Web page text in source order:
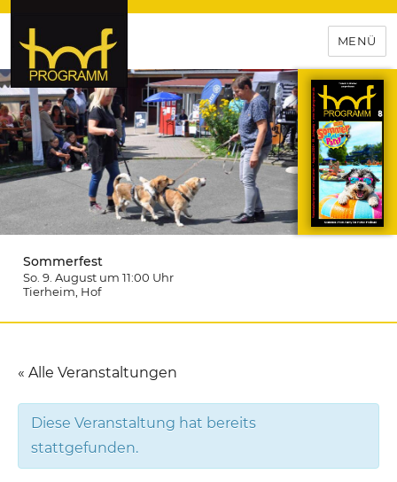
hof-programm – das
Veranstaltungsportal für
Hochfranken
MENÜ
Sommerfest
So. 9. August um 11:00 Uhr
Tierheim , Hof
« Alle Veranstaltungen
Diese Veranstaltung hat bereits
stattgefunden.